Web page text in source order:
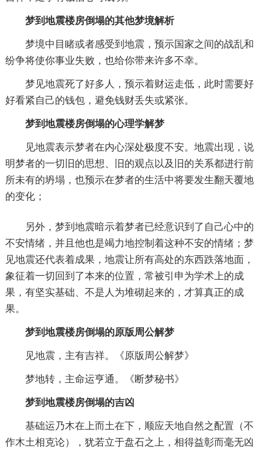
梦到地震楼房倒塌的其他梦境解析
梦境中目睹或者感受到地震，预示国家之间的战乱和
纷争将使你事业失败，也给你带来许多不幸。
梦见地震死了好多人，预示着财运走低，此时需要好
好看紧自己的钱包，避免钱财丢失或紧张。
梦到地震楼房倒塌的心理学解梦
见地震表示梦者在内心深处极度不安。地震出现，说
明梦者的一切旧的思想、旧的观点以及旧的关系都进行前
所未有的坍塌，也预示在梦者的生活中将要发生翻天覆地
的变化；
另外，梦到地震暗示着梦者已经意识到了自己心中的
不安情绪，并且他也是竭力地控制着这种不安的情绪；梦
见地震还代表着成果，地震让所有高处的东西跌落地面，
象征着一切回到了本来的位置，常被引申为学术上的成
果，有坚实基础、不是人为堆砌起来的，才算真正的成
果。
梦到地震楼房倒塌的原版周公解梦
见地震，主有吉祥。《原版周公解梦》
梦地转，主命运亨通。《断梦秘书》
梦到地震楼房倒塌的吉凶
基础运乃木在上而土在下，顺应天地自然之配置（不
作木土相克论），犹若立于盘石之上，相得益彰而毫无凶